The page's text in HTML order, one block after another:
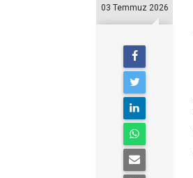
03 Temmuz 2026